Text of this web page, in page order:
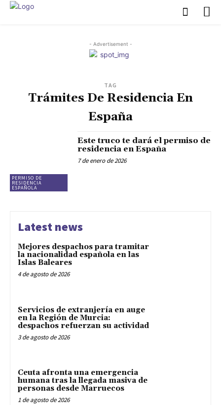
- Advertisement -
TAG
Trámites De Residencia En
España
PERMISO DE
RESIDENCIA
ESPAÑOLA
Este truco te dará el permiso de
residencia en España
7 de enero de 2026
Latest news
Mejores despachos para tramitar
la nacionalidad española en las
Islas Baleares
4 de agosto de 2026
Servicios de extranjería en auge
en la Región de Murcia:
despachos refuerzan su actividad
3 de agosto de 2026
Ceuta afronta una emergencia
humana tras la llegada masiva de
personas desde Marruecos
1 de agosto de 2026